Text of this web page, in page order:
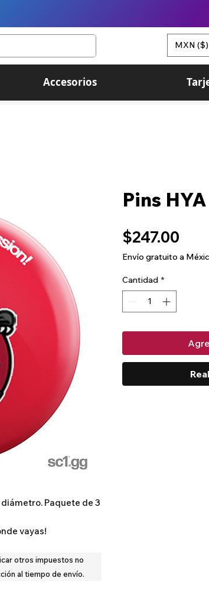
MXN ($)
Accesorios
diámetro. Paquete de 3
vayas!
otros impuestos no
al tiempo de envío.
Pins HYA
$247.00
Envío gratuito a
Cantidad *